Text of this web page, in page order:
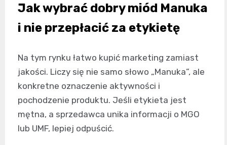
Jak wybrać dobry miód Manuka
i nie przepłacić za etykietę
Na tym rynku łatwo kupić marketing zamiast
jakości. Liczy się nie samo słowo „Manuka”, ale
konkretne oznaczenie aktywności i
pochodzenie produktu. Jeśli etykieta jest
mętna, a sprzedawca unika informacji o MGO
lub UMF, lepiej odpuścić.